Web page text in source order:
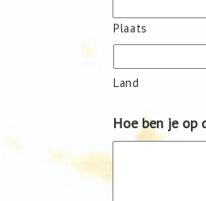
Plaats
Land
Hoe ben je op